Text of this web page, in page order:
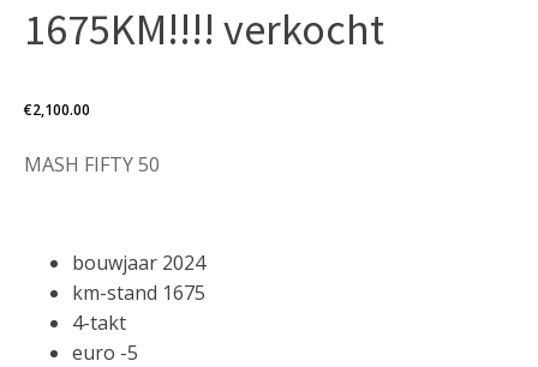
1675KM!!!! verkocht
€2,100.00
MASH FIFTY 50
bouwjaar 2024
km-stand 1675
4-takt
euro -5